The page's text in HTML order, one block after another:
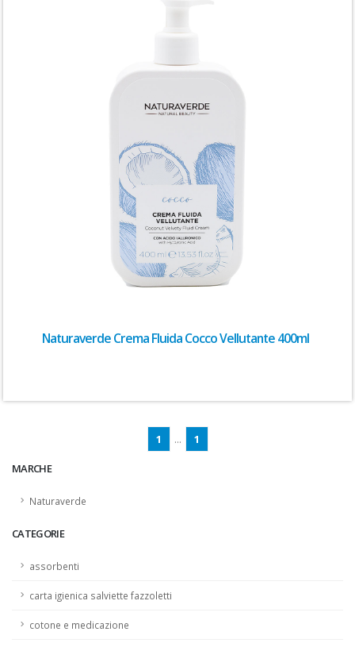
MARCHE
Naturaverde
CATEGORIE
assorbenti
carta igienica salviette fazzoletti
cotone e medicazione
Naturaverde Crema Fluida Cocco Vellutante 400ml
1 ... 1